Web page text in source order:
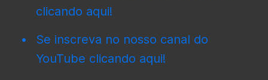
clicando aqui!
Se inscreva no nosso canal do
YouTube clicando aqui!